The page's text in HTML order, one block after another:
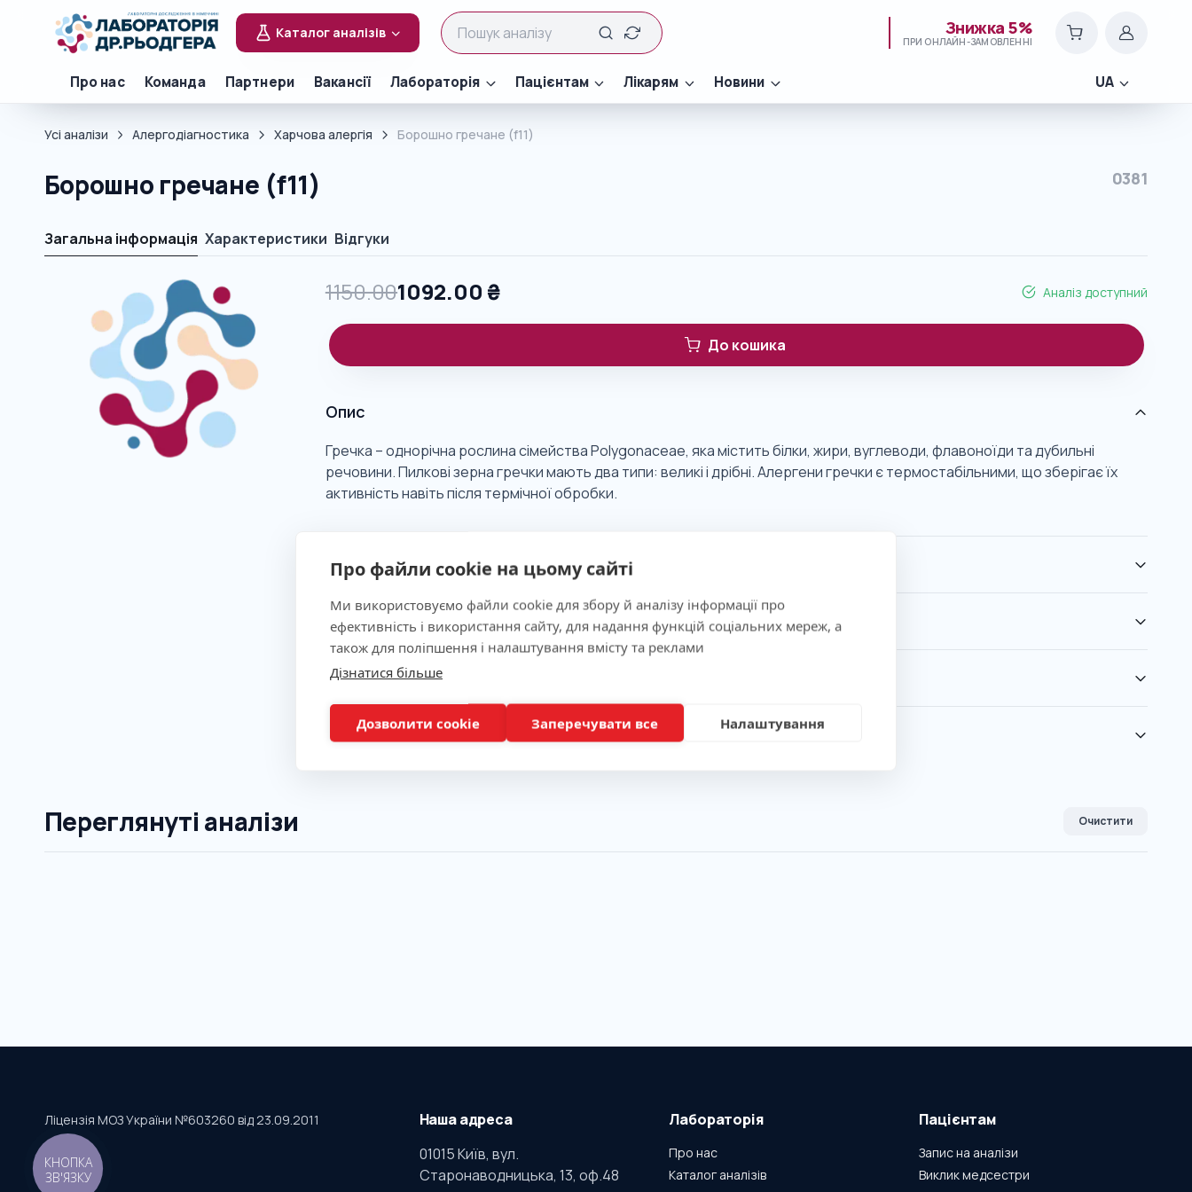
Про файли cookie на цьому сайті
Ми використовуємо файли cookie для збору й аналізу інформації про
ефективність і використання сайту, для надання функцій соціальних мереж, а
також для поліпшення і налаштування вмісту та реклами
Дізнатися більше
Дозволити cookie Заперечувати все Налаштування
Каталог аналізів Знижка 5%
ПРИ ОНЛАЙН-ЗАМОВЛЕННІ
Про нас Команда Партнери Вакансії Лабораторія Пацієнтам Лікарям Новини UA
Усі аналізи Алергодіагностика Харчова алергія Борошно гречане (f11)
Борошно гречане (f11) 0381
Загальна інформація Характеристики Відгуки
1150.001092.00 ₴ Аналіз доступний
До кошика
Опис
Гречка – однорічна рослина сімейства Polygonaceae, яка містить білки, жири, вуглеводи, флавоноїди та дубильні
речовини. Пилкові зерна гречки мають два типи: великі і дрібні. Алергени гречки є термостабільними, що зберігає їх
активність навіть після термічної обробки.
Клінічна значимість
Показання
Метод
Підготовка
Переглянуті аналізи Очистити
Ліцензія МОЗ України №603260 від 23.09.2011
Наша адреса
01015 Київ, вул.
Старонаводницька, 13, оф.48
Лабораторія
Про нас
Каталог аналізів
Пацієнтам
Запис на аналізи
Виклик медсестри
КНОПКА
ЗВ'ЯЗКУ